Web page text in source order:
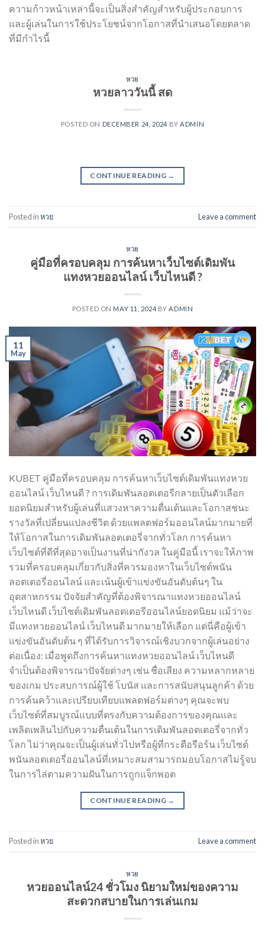
ความก้าวหน้าเหล่านี้จะเป็นสิ่งสำคัญสำหรับผู้ประกอบการ
และผู้เล่นในการใช้ประโยชน์จากโอกาสที่นำเสนอโดยตลาด
ที่มีกำไรนี้
หวย
หวยลาววันนี้ สด
POSTED ON DECEMBER 24, 2024 BYADMIN
CONTINUE READING →
Posted inหวย Leave a comment
หวย
คู่มือที่ครอบคลุม การค้นหาเว็บไซต์เดิมพัน
แทงหวยออนไลน์ เว็บไหนดี ?
POSTED ON MAY 11, 2024 BYADMIN
11
May
KUBET คู่มือที่ครอบคลุม การค้นหาเว็บไซต์เดิมพันแทงหวย
ออนไลน์ เว็บไหนดี ? การเดิมพันลอตเตอรีกลายเป็นตัวเลือก
ยอดนิยมสำหรับผู้เล่นที่แสวงหาความตื่นเต้นและโอกาสชนะ
รางวัลที่เปลี่ยนแปลงชีวิต ด้วยแพลตฟอร์มออนไลน์มากมายที่
ให้โอกาสในการเดิมพันลอตเตอรี่จากทั่วโลก การค้นหา
เว็บไซต์ที่ดีที่สุดอาจเป็นงานที่น่ากังวล ในคู่มือนี้ เราจะให้ภาพ
รวมที่ครอบคลุมเกี่ยวกับสิ่งที่ควรมองหาในเว็บไซต์พนัน
ลอตเตอรี่ออนไลน์ และเน้นผู้เข้าแข่งขันอันดับต้นๆ ใน
อุตสาหกรรม ปัจจัยสำคัญที่ต้องพิจารณาแทงหวยออนไลน์
เว็บไหนดี เว็บไซต์เดิมพันลอตเตอรีออนไลน์ยอดนิยม แม้ว่าจะ
มีแทงหวยออนไลน์ เว็บไหนดี มากมายให้เลือก แต่นี่คือผู้เข้า
แข่งขันอันดับต้น ๆ ที่ได้รับการวิจารณ์เชิงบวกจากผู้เล่นอย่าง
ต่อเนื่อง: เมื่อพูดถึงการค้นหาแทงหวยออนไลน์ เว็บไหนดี
จำเป็นต้องพิจารณาปัจจัยต่างๆ เช่น ชื่อเสียง ความหลากหลาย
ของเกม ประสบการณ์ผู้ใช้ โบนัส และการสนับสนุนลูกค้า ด้วย
การค้นคว้าและเปรียบเทียบแพลตฟอร์มต่างๆ คุณจะพบ
เว็บไซต์ที่สมบูรณ์แบบที่ตรงกับความต้องการของคุณและ
เพลิดเพลินไปกับความตื่นเต้นในการเดิมพันลอตเตอรี่จากทั่ว
โลก ไม่ว่าคุณจะเป็นผู้เล่นทั่วไปหรือผู้ที่กระตือรือร้น เว็บไซต์
พนันลอตเตอรี่ออนไลน์ที่เหมาะสมสามารถมอบโอกาสไม่รู้จบ
ในการไล่ตามความฝันในการถูกแจ็กพอต
CONTINUE READING →
Posted inหวย Leave a comment
หวย
หวยออนไลน์24 ชั่วโมง นิยามใหม่ของความ
สะดวกสบายในการเล่นเกม